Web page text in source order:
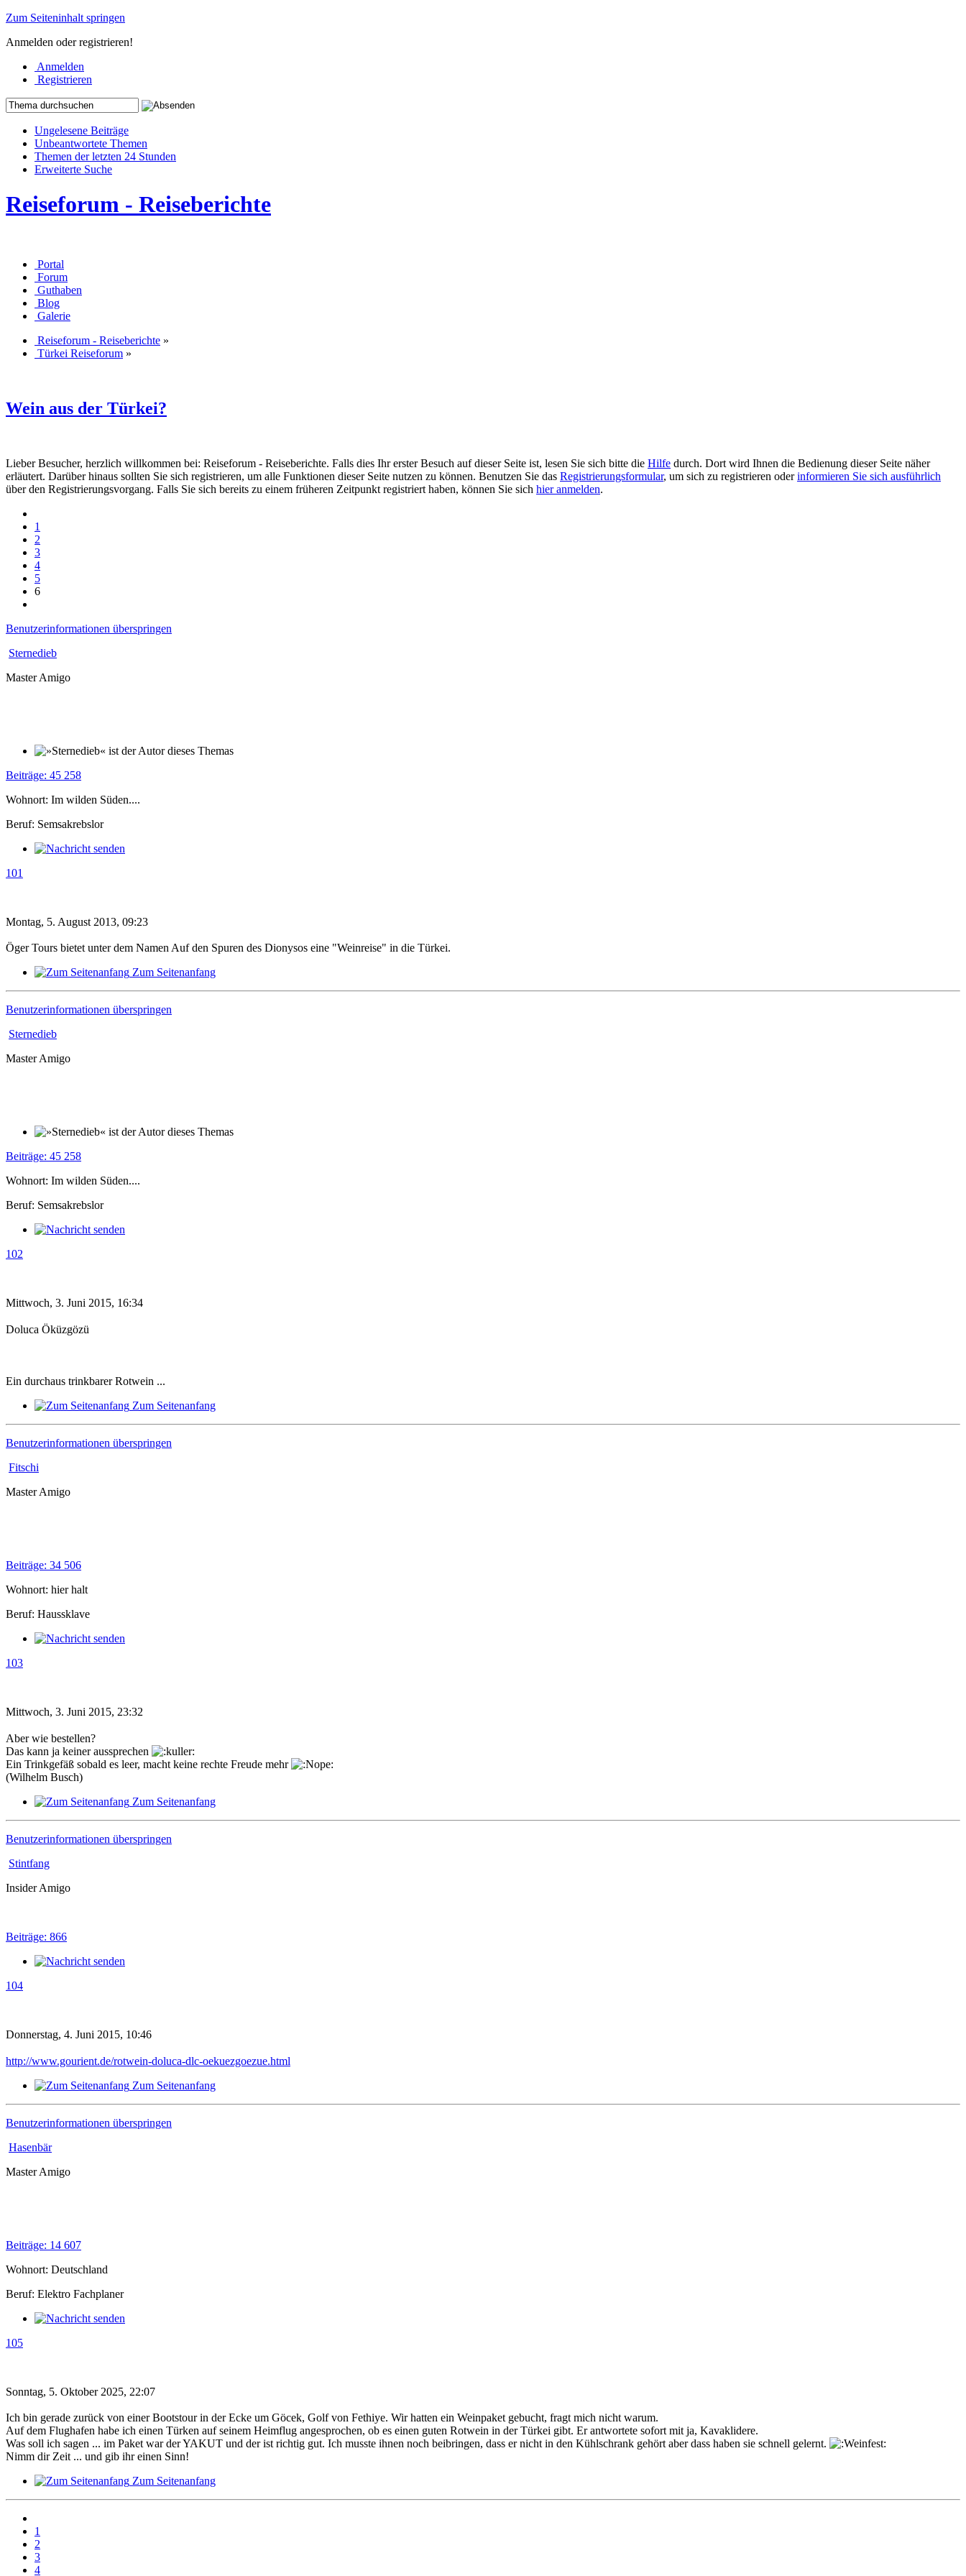
Zum Seiteninhalt springen
Anmelden oder registrieren!
Anmelden
Registrieren
Ungelesene Beiträge
Unbeantwortete Themen
Themen der letzten 24 Stunden
Erweiterte Suche
Reiseforum - Reiseberichte
Portal
Forum
Guthaben
Blog
Galerie
Reiseforum - Reiseberichte »
Türkei Reiseforum »
Wein aus der Türkei?
Lieber Besucher, herzlich willkommen bei: Reiseforum - Reiseberichte. Falls dies Ihr erster Besuch auf dieser Seite ist, lesen Sie sich bitte die Hilfe durch. Dort wird Ihnen die Bedienung dieser Seite näher
erläutert. Darüber hinaus sollten Sie sich registrieren, um alle Funktionen dieser Seite nutzen zu können. Benutzen Sie das Registrierungsformular, um sich zu registrieren oderinformieren Sie sich ausführlich
über den Registrierungsvorgang. Falls Sie sich bereits zu einem früheren Zeitpunkt registriert haben, können Sie sich hier anmelden.
1
2
3
4
5
6
Benutzerinformationen überspringen
Sternedieb
Master Amigo
Beiträge: 45 258
Wohnort: Im wilden Süden....
Beruf: Semsakrebslor
101
Montag, 5. August 2013, 09:23
Öger Tours bietet unter dem Namen Auf den Spuren des Dionysos eine "Weinreise" in die Türkei.
Zum Seitenanfang
Benutzerinformationen überspringen
Sternedieb
Master Amigo
Beiträge: 45 258
Wohnort: Im wilden Süden....
Beruf: Semsakrebslor
102
Mittwoch, 3. Juni 2015, 16:34
Doluca Öküzgözü
Ein durchaus trinkbarer Rotwein ...
Zum Seitenanfang
Benutzerinformationen überspringen
Fitschi
Master Amigo
Beiträge: 34 506
Wohnort: hier halt
Beruf: Haussklave
103
Mittwoch, 3. Juni 2015, 23:32
Aber wie bestellen?
Das kann ja keiner aussprechen
Ein Trinkgefäß sobald es leer, macht keine rechte Freude mehr
(Wilhelm Busch)
Zum Seitenanfang
Benutzerinformationen überspringen
Stintfang
Insider Amigo
Beiträge: 866
104
Donnerstag, 4. Juni 2015, 10:46
http://www.gourient.de/rotwein-doluca-dlc-oekuezgoezue.html
Zum Seitenanfang
Benutzerinformationen überspringen
Hasenbär
Master Amigo
Beiträge: 14 607
Wohnort: Deutschland
Beruf: Elektro Fachplaner
105
Sonntag, 5. Oktober 2025, 22:07
Ich bin gerade zurück von einer Bootstour in der Ecke um Göcek, Golf von Fethiye. Wir hatten ein Weinpaket gebucht, fragt mich nicht warum.
Auf dem Flughafen habe ich einen Türken auf seinem Heimflug angesprochen, ob es einen guten Rotwein in der Türkei gibt. Er antwortete sofort mit ja, Kavaklidere.
Was soll ich sagen ... im Paket war der YAKUT und der ist richtig gut. Ich musste ihnen noch beibringen, dass er nicht in den Kühlschrank gehört aber dass haben sie schnell gelernt.
Nimm dir Zeit ... und gib ihr einen Sinn!
Zum Seitenanfang
1
2
3
4